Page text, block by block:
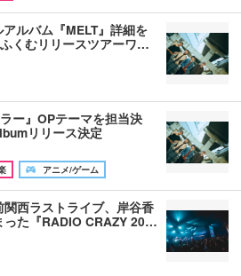
ルバム『MELT』詳細を
くむリリースツアーワ…
ー』OPテーマを担当決
リリース決定
アニメ/ゲーム
西ラストライブ、岸谷香
った『RADIO CRAZY 20…